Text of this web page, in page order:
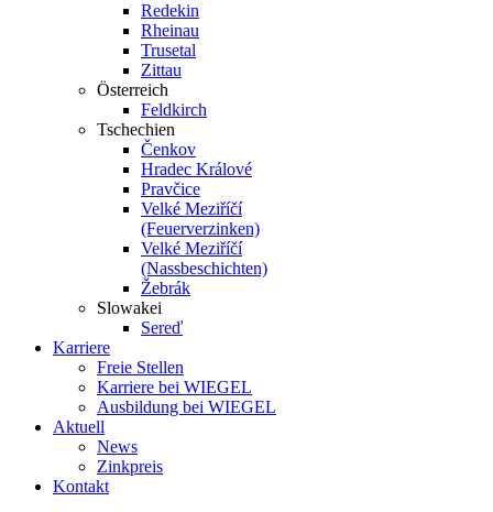
Redekin
Rheinau
Trusetal
Zittau
Österreich
Feldkirch
Tschechien
Čenkov
Hradec Králové
Pravčice
Velké Meziříčí
(Feuerverzinken)
Velké Meziříčí
(Nassbeschichten)
Žebrák
Slowakei
Sereď
Karriere
Freie Stellen
Karriere bei WIEGEL
Ausbildung bei WIEGEL
Aktuell
News
Zinkpreis
Kontakt